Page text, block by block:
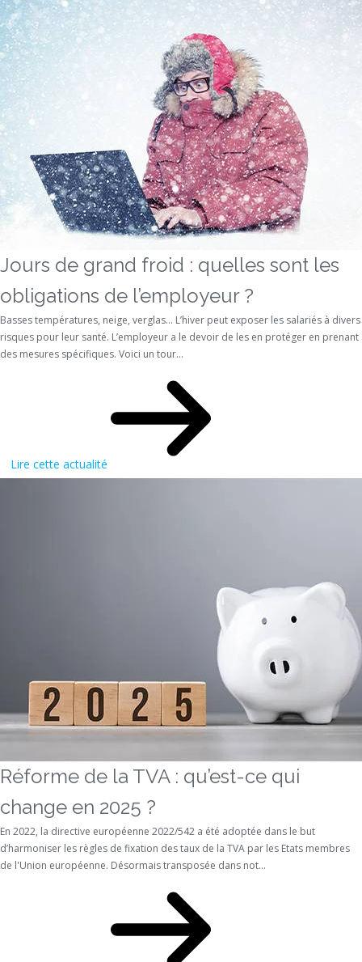
Jours de grand froid : quelles sont les
obligations de l’employeur ?
Basses températures, neige, verglas… L’hiver peut exposer les salariés à divers
risques pour leur santé. L’employeur a le devoir de les en protéger en prenant
des mesures spécifiques. Voici un tour...
Lire cette actualité
Réforme de la TVA : qu’est-ce qui
change en 2025 ?
En 2022, la directive européenne 2022/542 a été adoptée dans le but
d’harmoniser les règles de fixation des taux de la TVA par les Etats membres
de l'Union européenne. Désormais transposée dans not...